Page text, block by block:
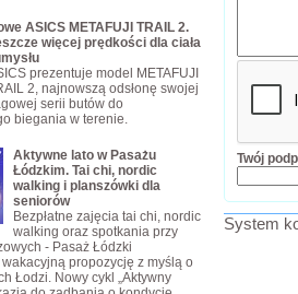
Twój
System
ASICS METAFUJI TRAIL 2.
więcej prędkości dla ciała
prezentuje model METAFUJI
2, najnowszą odsłonę swojej
serii butów do
biegania w terenie.
Aktywne lato w Pasażu
Łódzkim. Tai chi, nordic
walking i planszówki dla
seniorów
Bezpłatne zajęcia tai chi, nordic
walking oraz spotkania przy
- Pasaż Łódzki
wakacyjną propozycję z myślą o
Łodzi. Nowy cykl „Aktywny